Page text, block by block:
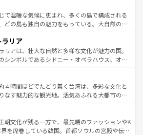
無料で観光を楽しむこともできる。 なお、新
情報はコンテンツ一覧 を参照してほしい。
大都市は、観光、ショッピング、エンターテイ
詰まった刺激的なスポットだ。一方、アメリカ
自然が広がり、グランドキャニオンやイエロー
オーリンズでは、音楽と美食が融合した独特の
。旅行者はアメリカの各地域で異なる魅力を楽
、その多様性と豊かな歴史を感じることができ
旅のスタイルだ。 なお、新着のアメリカ
テンツ一覧を参照してほしい。
て温暖な気候に恵まれ、多くの島で構成される
どの島も独自の魅力をもっている。大自然の神
逃せない。また、定番の観光地といえばオアフ
かな自然を求めるならマウイ島やカウアイ島が
エメラルドグリーンに輝く海をはじめ、豊かな
なしの心で訪れる人々を迎えてくれるハワイの
しいローカルフードやハワイアンミュージッ
なフラダンスなど、すべてがハワイの魅力を彩
ってほしい。 なお、新着のハワイ情報
ツ一覧を参照してほしい。
ラリア
リアは、壮大な自然と多様な文化が魅力の国。
シンボルであるシドニー・オペラハウス、オー
や大陸中央部にそびえるウルル（エアーズロッ
マニアの美しい原生林やケアンズの熱帯雨林な
ろがたくさん。また、カフェやワイン、オージ
ティビティも充実しており、サーフィンやダイ
イキングなど、アウトドア好きにはたまらな
トラリアの多彩な魅力を存分に味わいつくそ
４時間ほどでたどり着く台湾は、多彩な文化と
なす魅力的な観光地。活気あふれる大都市の台
つな山岳地帯である台湾東部など、都市の喧騒
けさが共存しており、訪れる人に新しい発見と
らしてくれる。また、奥深い台湾の食文化も魅
朝文化が残る一方で、最先端のファッションやK
を席巻している韓国。首都ソウルの宮殿や伝統